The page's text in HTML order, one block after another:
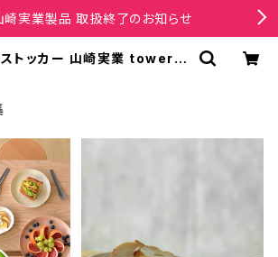
崎実業製品 取扱終了のお知らせ
トッカー 山崎実業 tower タ